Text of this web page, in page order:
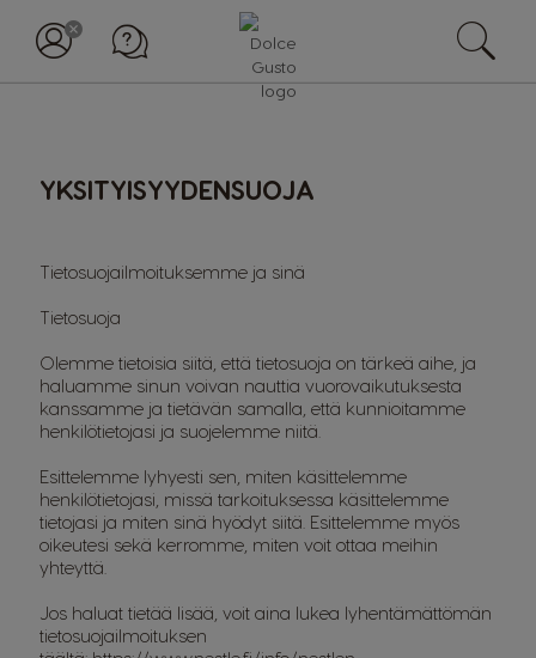
YKSITYISYYDENSUOJA
Tietosuojailmoituksemme ja sinä
Tietosuoja
Olemme tietoisia siitä, että tietosuoja on tärkeä aihe, ja
haluamme sinun voivan nauttia vuorovaikutuksesta
kanssamme ja tietävän samalla, että kunnioitamme
henkilötietojasi ja suojelemme niitä.
Esittelemme lyhyesti sen, miten käsittelemme
henkilötietojasi, missä tarkoituksessa käsittelemme
tietojasi ja miten sinä hyödyt siitä. Esittelemme myös
oikeutesi sekä kerromme, miten voit ottaa meihin
yhteyttä.
Jos haluat tietää lisää, voit aina lukea lyhentämättömän
tietosuojailmoituksen